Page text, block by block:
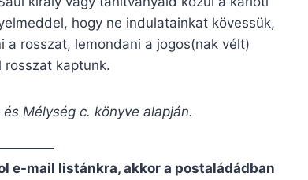
hogy ne indulatainkat kövessük,
a rosszat, lemondani a jogos(nak vélt)
kaptunk.
Mélység c. könyve alapján.
e-mail listánkra, akkor a postaládádban